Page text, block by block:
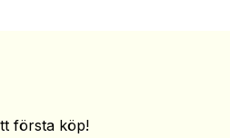
första köp!